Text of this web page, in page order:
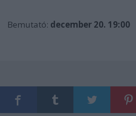
Bemutató: december 20. 19:00